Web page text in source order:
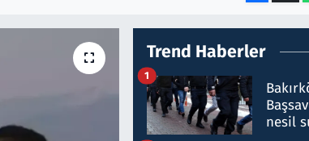
Trend Haberler
nesil
1